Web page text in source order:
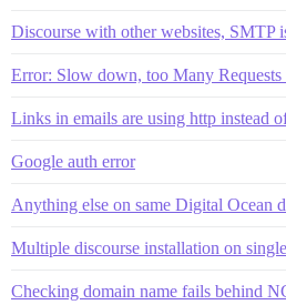
Discourse with other websites, SMTP
Error: Slow down, too Many Requests
Links in emails are using http instead
Google auth error
Anything else on same Digital Ocean
Multiple discourse installation on
Checking domain name fails behind